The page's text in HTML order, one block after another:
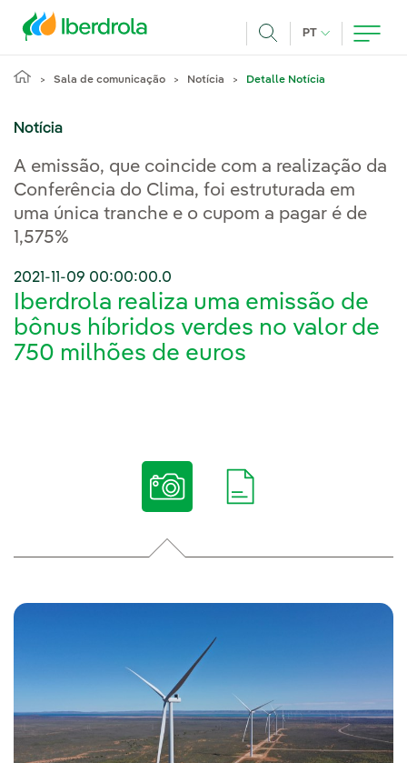
PT IDIOMA ATUAL,
Sala de comunicação Notícia Detalle Notícia
Notícia
A emissão, que coincide com a realização da
Conferência do Clima, foi estruturada em
uma única tranche e o cupom a pagar é de
1,575%
2021-11-09 00:00:00.0
Iberdrola realiza uma emissão de
bônus híbridos verdes no valor de
750 milhões de euros